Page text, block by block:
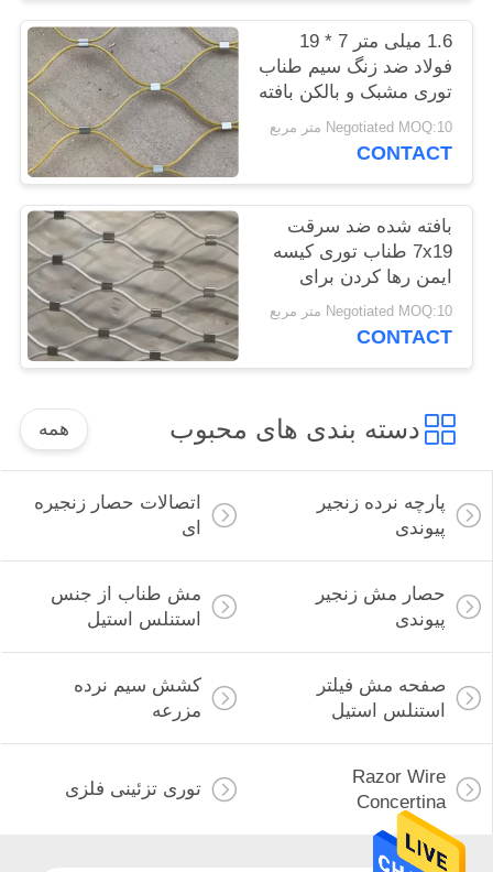
1.6 میلی متر 7 * 19
فولاد ضد زنگ سیم طناب
توری مشبک و بالکن بافته
شده
Negotiated MOQ:10 متر مربع
CONTACT
بافته شده ضد سرقت
7x19 طناب توری کیسه
ایمن رها کردن برای
نورافکن
Negotiated MOQ:10 متر مربع
CONTACT
دسته بندی های محبوب همه
پارچه نرده زنجیر
پیوندی
اتصالات حصار زنجیره
ای
حصار مش زنجیر
پیوندی
مش طناب از جنس
استنلس استیل
صفحه مش فیلتر
استنلس استیل
کشش سیم نرده
مزرعه
Razor Wire
Concertina
توری تزئینی فلزی